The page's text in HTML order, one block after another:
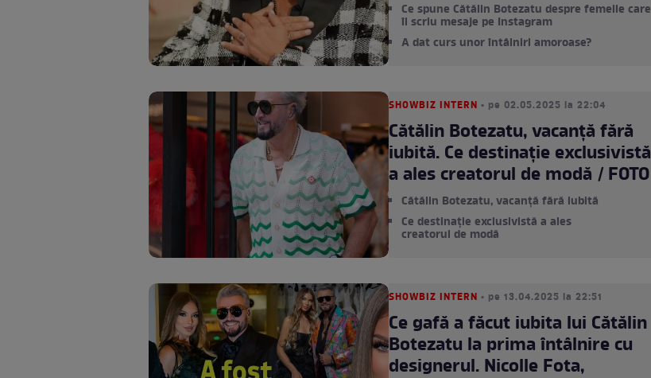
Ce spune Cătălin Botezatu despre femeile care
îi scriu mesaje pe Instagram
A dat curs unor întâlniri amoroase?
SHOWBIZ INTERN • pe 02.05.2025 la 22:04
Cătălin Botezatu, vacanță fără
iubită. Ce destinație exclusivistă
a ales creatorul de modă / FOTO
Cătălin Botezatu, vacanță fără iubită
Ce destinație exclusivistă a ales
creatorul de modă
SHOWBIZ INTERN • pe 13.04.2025 la 22:51
Ce gafă a făcut iubita lui Cătălin
Botezatu la prima întâlnire cu
designerul. Nicolle Fota,